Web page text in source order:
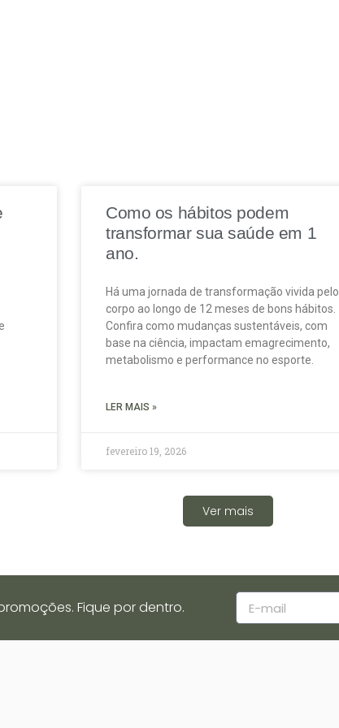
Como os hábitos podem
transformar sua saúde em 1
ano.
Há uma jornada de transformação vivida pelo
corpo ao longo de 12 meses de bons hábitos.
Confira como mudanças sustentáveis, com
base na ciência, impactam emagrecimento,
metabolismo e performance no esporte.
LER MAIS »
fevereiro 19, 2026
Ver mais
Fique por dentro.